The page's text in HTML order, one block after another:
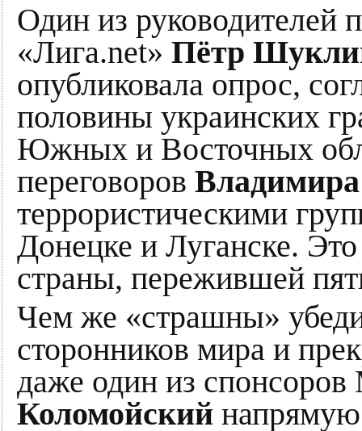
Один из
«Лига.net» Пётр
опубликовала опрос,
половины украинских
Южных и Восточных
переговоров Владимира
террористическими
Донецке и Луганске.
страны, пережившей
Чем же «страшны»
сторонников мира и
даже один из
Коломойский напрямую